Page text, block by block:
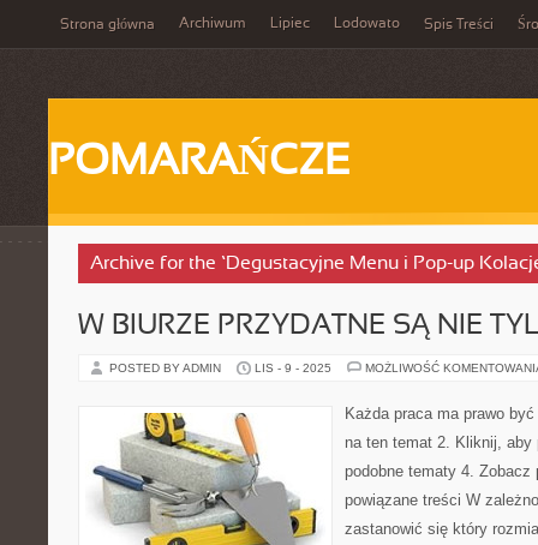
Strona główna Archiwum Lipiec Lodowato Spis Treści
POMARAŃCZE
Archive for the ‘Degustacyjne Menu i Pop-up
W BIURZE PRZYDATNE SĄ NIE
POSTED BY ADMIN LIS - 9 - 2025 MOŻLIWOŚĆ
Każda praca ma prawo
na ten temat 2. Kliknij,
podobne tematy 4.
powiązane treści W
zastanowić się który